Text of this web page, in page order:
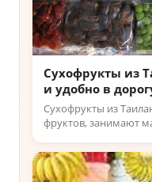
Сухофрукты из
и удобно в
Сухофрукты из
фруктов, занимают
читайте у нас.